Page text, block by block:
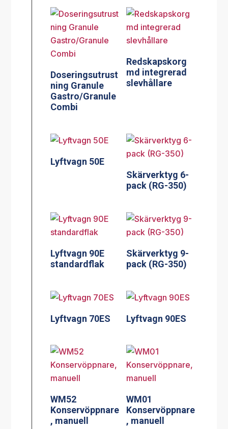
Doseringsutrust
ning Granule
Gastro/Granule
Combi
Redskapskorg
md integrerad
slevhållare
Lyftvagn 50E
Skärverktyg 6-
pack (RG-350)
Lyftvagn 90E
standardflak
Skärverktyg 9-
pack (RG-350)
Lyftvagn 70ES Lyftvagn 90ES
WM52
Konservöppnare
, manuell
WM01
Konservöppnare
, manuell